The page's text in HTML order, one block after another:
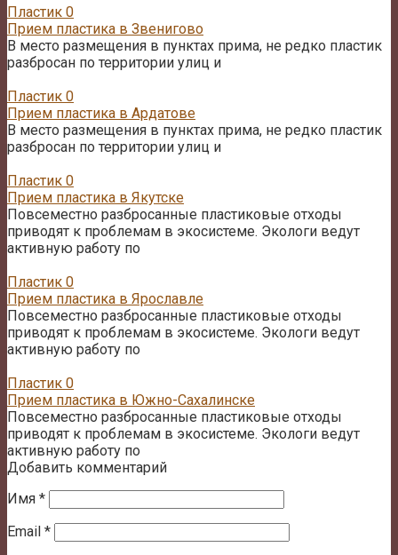
Пластик 0
Прием пластика в Звенигово
В место размещения в пунктах прима, не редко пластик
разбросан по территории улиц и
Пластик 0
Прием пластика в Ардатове
В место размещения в пунктах прима, не редко пластик
разбросан по территории улиц и
Пластик 0
Прием пластика в Якутске
Повсеместно разбросанные пластиковые отходы
приводят к проблемам в экосистеме. Экологи ведут
активную работу по
Пластик 0
Прием пластика в Ярославле
Повсеместно разбросанные пластиковые отходы
приводят к проблемам в экосистеме. Экологи ведут
активную работу по
Пластик 0
Прием пластика в Южно-Сахалинске
Повсеместно разбросанные пластиковые отходы
приводят к проблемам в экосистеме. Экологи ведут
активную работу по
Добавить комментарий
Имя *
Email *